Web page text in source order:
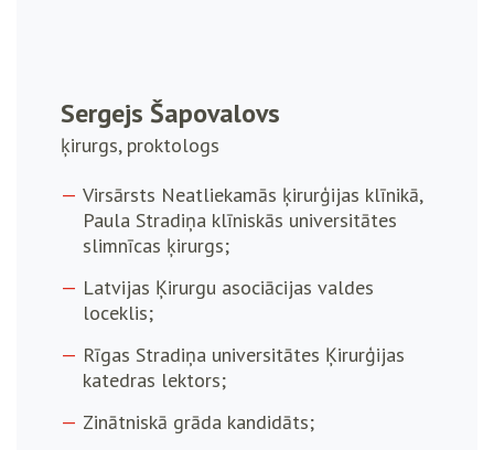
Sergejs Šapovalovs
ķirurgs, proktologs
Virsārsts Neatliekamās ķirurģijas klīnikā,
Paula Stradiņa klīniskās universitātes
slimnīcas ķirurgs;
Latvijas Ķirurgu asociācijas valdes
loceklis;
Rīgas Stradiņa universitātes Ķirurģijas
katedras lektors;
Zinātniskā grāda kandidāts;